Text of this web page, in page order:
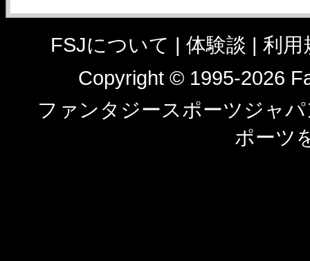
FSJについて |体験談 |利用
Copyright © 1995-2026
ファンタジースポーツジャ
ポーツ